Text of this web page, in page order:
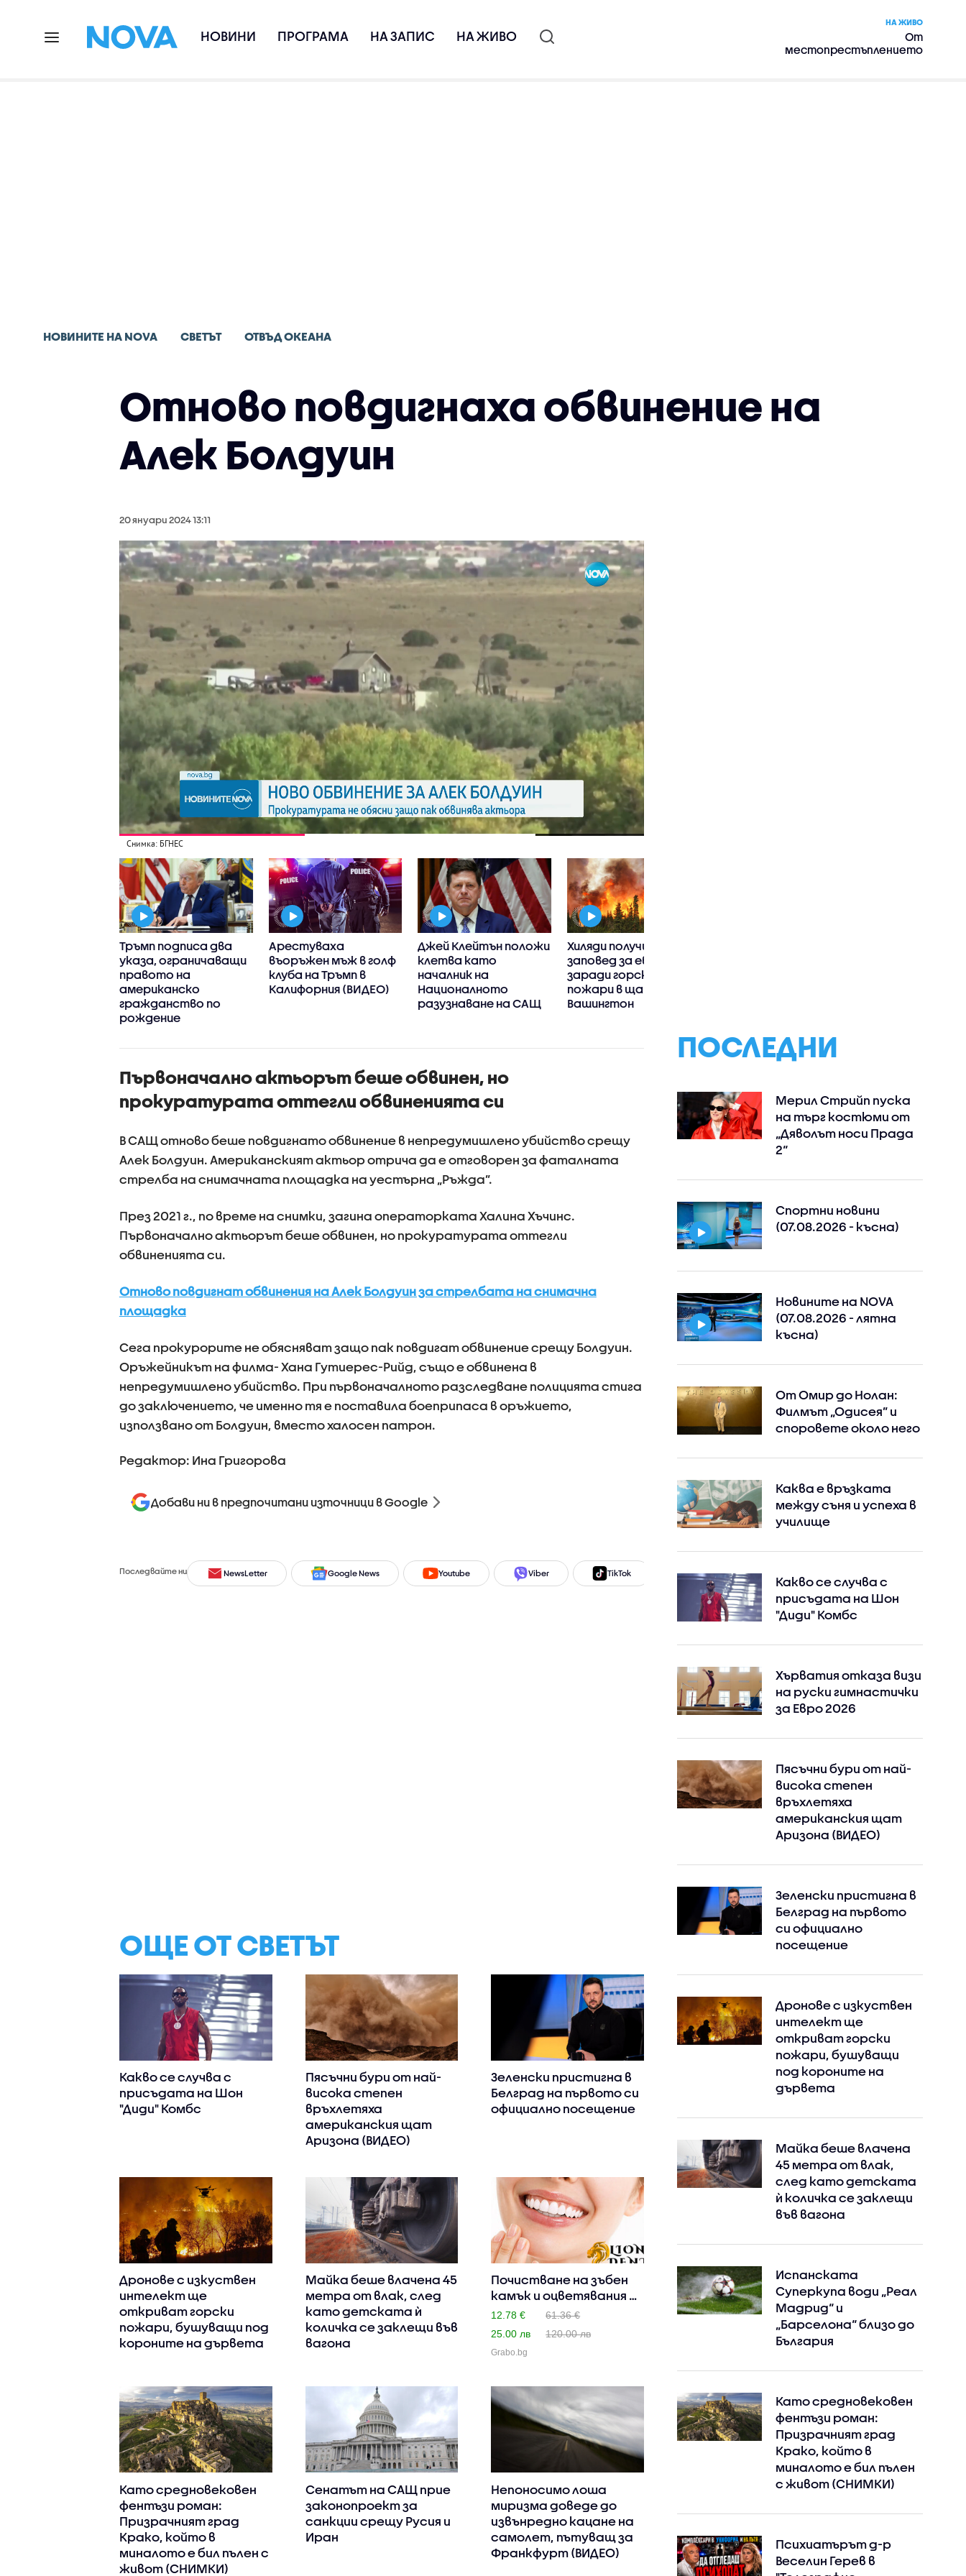
НОВИНИ ПРОГРАМА НА ЗАПИС НА ЖИВО
НА ЖИВО
От
местопрестъплението
НОВИНИТЕ НА NOVA СВЕТЪТ ОТВЪД ОКЕАНА
Отново повдигнаха обвинение на
Алек Болдуин
20 януари 2024 13:11
Снимка: БГНЕС
Тръмп подписа два
указа, ограничаващи
правото на
американско
гражданство по
рождение
Арестуваха
въоръжен мъж в голф
клуба на Тръмп в
Калифорния (ВИДЕО)
Джей Клейтън положи
клетва като
началник на
Националното
разузнаване на САЩ
Хиляди получиха
заповед за евакуация
заради горски
пожари в щата
Вашингтон
Първоначално актьорът беше обвинен, но
прокуратурата оттегли обвиненията си
В САЩ отново беше повдигнато обвинение в непредумишлено убийство срещу
Алек Болдуин. Американският актьор отрича да е отговорен за фаталната
стрелба на снимачната площадка на уестърна „Ръжда”.
През 2021 г., по време на снимки, загина операторката Халина Хъчинс.
Първоначално актьорът беше обвинен, но прокуратурата оттегли
обвиненията си.
Отново повдигнат обвинения на Алек Болдуин за стрелбата на снимачна
площадка
Сега прокурорите не обясняват защо пак повдигат обвинение срещу Болдуин.
Оръжейникът на филма- Хана Гутиерес-Рийд, също е обвинена в
непредумишлено убийство. При първоначалното разследване полицията стига
до заключението, че именно тя е поставила боеприпаса в оръжието,
използвано от Болдуин, вместо халосен патрон.
Редактор: Ина Григорова
Добави ни в предпочитани източници в Google
Последвайте ни NewsLetter Google News Youtube Viber TikTok Instagram
ОЩЕ ОТ СВЕТЪТ
Какво се случва с
присъдата на Шон
"Диди" Комбс
Пясъчни бури от най-
висока степен
връхлетяха
американския щат
Аризона (ВИДЕО)
Зеленски пристигна в
Белград на първото си
официално посещение
Дронове с изкуствен
интелект ще
откриват горски
пожари, бушуващи под
короните на дървета
Майка беше влачена 45
метра от влак, след
като детската ѝ
количка се заклещи във
вагона
Почистване на зъбен
камък и оцветявания с
ул..
12.78 €
61.36 €
25.00 лв
120.00 лв
Grabo.bg
Като средновековен
фентъзи роман:
Призрачният град
Крако, който в
миналото е бил пълен с
живот (СНИМКИ)
Сенатът на САЩ прие
законопроект за
санкции срещу Русия и
Иран
Непоносимо лоша
миризма доведе до
извънредно кацане на
самолет, пътуващ за
Франкфурт (ВИДЕО)
ПОСЛЕДНИ
Мерил Стрийп пуска
на търг костюми от
„Дяволът носи Прада
2“
Спортни новини
(07.08.2026 - късна)
Новините на NOVA
(07.08.2026 - лятна
късна)
От Омир до Нолан:
Филмът „Одисея” и
споровете около него
Каква е връзката
между съня и успеха в
училище
Какво се случва с
присъдата на Шон
"Диди" Комбс
Хърватия отказа визи
на руски гимнастички
за Евро 2026
Пясъчни бури от най-
висока степен
връхлетяха
американския щат
Аризона (ВИДЕО)
Зеленски пристигна в
Белград на първото
си официално
посещение
Дронове с изкуствен
интелект ще
откриват горски
пожари, бушуващи
под короните на
дървета
Майка беше влачена
45 метра от влак,
след като детската
ѝ количка се заклещи
във вагона
Испанската
Суперкупа води „Реал
Мадрид“ и
„Барселона“ близо до
България
Като средновековен
фентъзи роман:
Призрачният град
Крако, който в
миналото е бил пълен
с живот (СНИМКИ)
Психиатърът д-р
Веселин Герев в